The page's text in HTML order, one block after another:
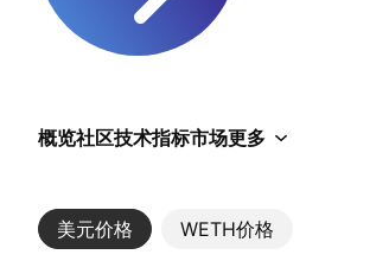
概览社区技术指标市场更多
美元价格 WETH价格
更多